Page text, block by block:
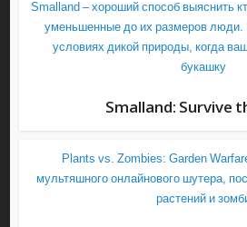
Smalland – хороший способ выяснить
уменьшенные до их размеров люди.
условиях дикой природы, когда
букашку
Smalland: Survive
Plants vs. Zombies: Garden
мультяшного онлайнового шутера,
растений и